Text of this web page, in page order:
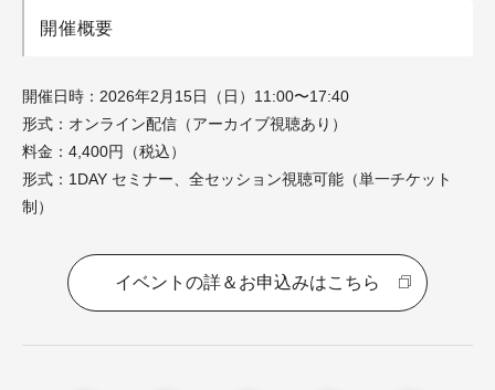
開催概要
開催日時：2026年2月15日（日）11:00〜17:40
形式：オンライン配信（アーカイブ視聴あり）
料金：4,400円（税込）
形式：1DAY セミナー、全セッション視聴可能（単一チケット
制）
イベントの詳＆お申込みはこちら